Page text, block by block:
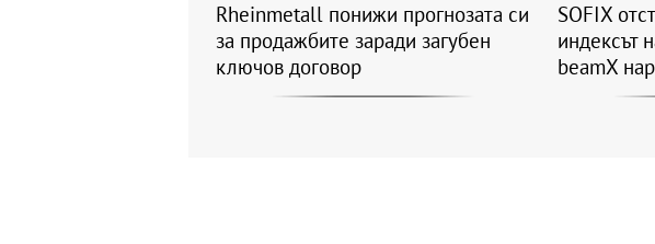
Rheinmetall понижи прогнозата си
за продажбите заради загубен
ключов договор
SOFIX
индексът
beamX